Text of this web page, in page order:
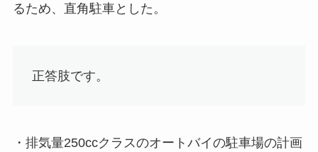
るため、直角駐車とした。
正答肢です。
・排気量250ccクラスのオートバイの駐車場の計画